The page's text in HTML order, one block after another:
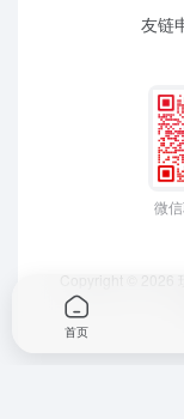
友链
微
Copyright © 2026
首页